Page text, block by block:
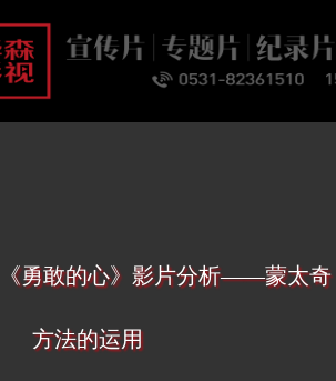
《勇敢的心》影片分析——蒙太奇
方法的运用